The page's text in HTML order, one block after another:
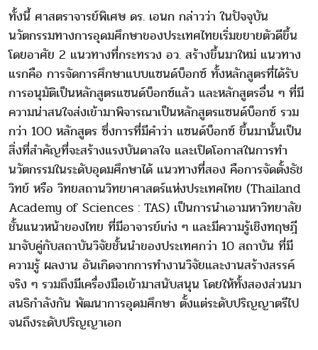
ทั้งนี้ ศาสตราจารย์พิเศษ ดร. เอนก กล่าวว่า ในปัจจุบัน
นวัตกรรมทางการอุดมศึกษาของประเทศไทยเริ่มขยายตัวดีขึ้น
โดยอาศัย 2 แนวทางที่กระทรวง อว. สร้างขึ้นมาใหม่ แนวทาง
แรกคือ การจัดการศึกษาแบบแซนด์บ็อกซ์ ทั้งหลักสูตรที่ได้รับ
การอนุมัติเป็นหลักสูตรแซนด์บ็อกซ์แล้ว และหลักสูตรอื่น ๆ ที่มี
ความน่าสนใจส่งเข้ามาพิจารณาเป็นหลักสูตรแซนด์บ็อกซ์ รวม
กว่า 100 หลักสูตร ซึ่งการที่มีคำว่า แซนด์บ็อกซ์ ขึ้นมานั้นเป็น
สิ่งที่สำคัญที่จะสร้างแรงบันดาลใจ และเปิดโอกาสในการทำ
นวัตกรรมในระดับอุดมศึกษาได้ แนวทางที่สอง คือการจัดตั้งธัช
วิทย์ หรือ วิทยสถานวิทยาศาสตร์แห่งประเทศไทย (Thailand
Academy of Sciences : TAS) เป็นการนำเอามหาวิทยาลัย
ชั้นแนวหน้าของไทย ที่มีอาจารย์เก่ง ๆ และมีความรู้เชิงทฤษฎี
มาจับคู่กับสถาบันวิจัยชั้นนำของประเทศกว่า 10 สถาบัน ที่มี
ความรู้ ผลงาน อันเกิดจากการทำงานวิจัยและงานสร้างสรรค์
จริง ๆ รวมถึงมีเครื่องมือเข้ามาสนับสนุน โดยให้ทั้งสองส่วนมา
สนธิกำลังกัน พัฒนาการอุดมศึกษา ตั้งแต่ระดับปริญญาตรีไป
จนถึงระดับปริญญาเอก